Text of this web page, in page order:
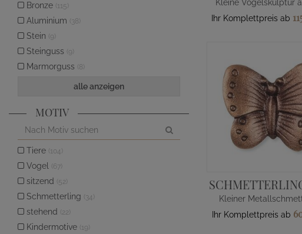
Ihr Komplettpreis ab
Kleiner
Ihr Komplettpreis ab
Bronze (115)
Aluminium (38)
Stein (9)
Steinguss (9)
Marmorguss (8)
alle anzeigen
MOTIV
Tiere (104)
Vogel (67)
sitzend (52)
Schmetterling (34)
stehend (22)
Kindermotive (19)